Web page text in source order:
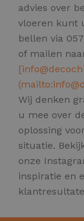
advies over
vloeren kunt
bellen via
of mailen
[
(mailto:
Wij denken
u mee over
oplossing
situatie.
onze
inspiratie en